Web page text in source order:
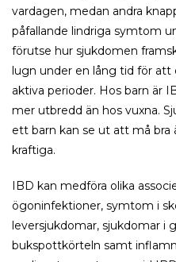
vardagen, medan andra
påfallande lindriga symtom
förutse hur sjukdomen
lugn under en lång tid för att
aktiva perioder. Hos barn är
mer utbredd än hos vuxna.
ett barn kan se ut att må bra
kraftiga.
IBD kan medföra olika
ögoninfektioner, symtom i
leversjukdomar, sjukdomar i
bukspottkörteln samt